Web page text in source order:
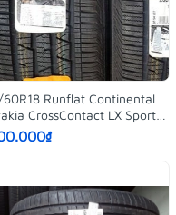
Runflat Continental
CrossContact LX Sport